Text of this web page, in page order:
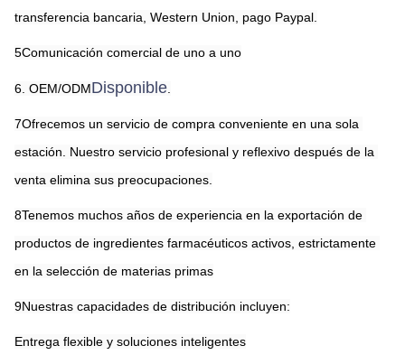
transferencia bancaria, Western Union, pago Paypal.
5Comunicación comercial de uno a uno
6. OEM/ODMDisponible
7Ofrecemos un servicio de compra conveniente en una sola
estación. Nuestro servicio profesional y reflexivo después de la
venta elimina sus preocupaciones.
8Tenemos muchos años de experiencia en la exportación de
productos de ingredientes farmacéuticos activos, estrictamente
en la selección de materias primas
9Nuestras capacidades de distribución incluyen:
Entrega flexible y soluciones inteligentes